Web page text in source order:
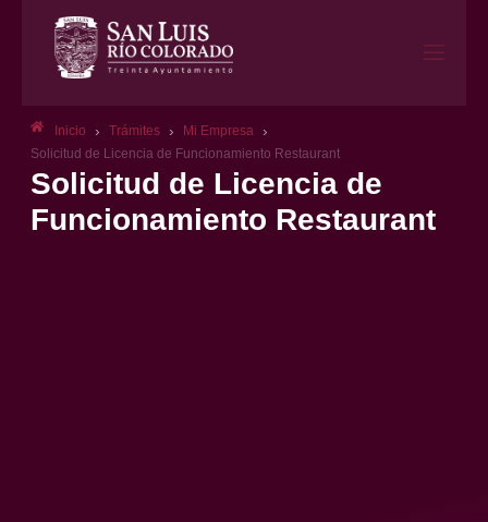
Inicio › Trámites › Mi Empresa ›
Solicitud de Licencia de Funcionamiento Restaurant
Solicitud de Licencia de
Funcionamiento Restaurant